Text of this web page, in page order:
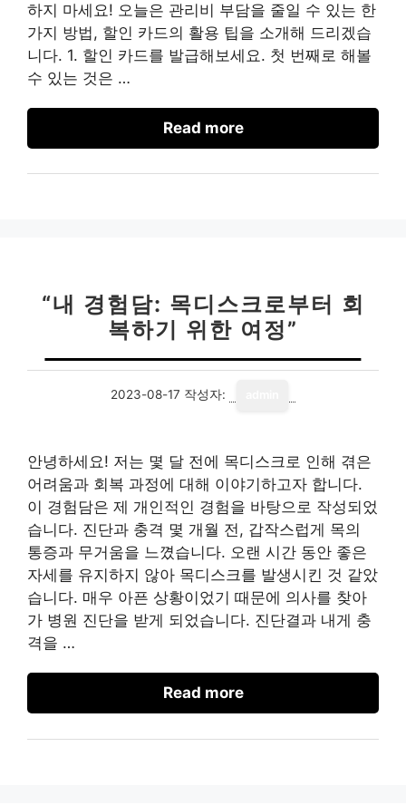
하지 마세요! 오늘은 관리비 부담을 줄일 수 있는 한
가지 방법, 할인 카드의 활용 팁을 소개해 드리겠습
니다. 1. 할인 카드를 발급해보세요. 첫 번째로 해볼
수 있는 것은 …
Read more
“내 경험담: 목디스크로부터 회
복하기 위한 여정”
2023-08-17 작성자:
안녕하세요! 저는 몇 달 전에 목디스크로 인해 겪은
어려움과 회복 과정에 대해 이야기하고자 합니다.
이 경험담은 제 개인적인 경험을 바탕으로 작성되었
습니다. 진단과 충격 몇 개월 전, 갑작스럽게 목의
통증과 무거움을 느꼈습니다. 오랜 시간 동안 좋은
자세를 유지하지 않아 목디스크를 발생시킨 것 같았
습니다. 매우 아픈 상황이었기 때문에 의사를 찾아
가 병원 진단을 받게 되었습니다. 진단결과 내게 충
격을 …
Read more